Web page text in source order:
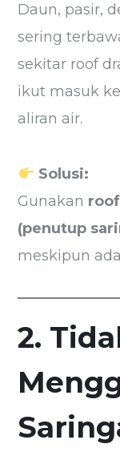
Daun, pasir,
sering
sekitar roof
ikut masuk
aliran air.
Solusi:
Gunakan
(penutup
meskipun
2.